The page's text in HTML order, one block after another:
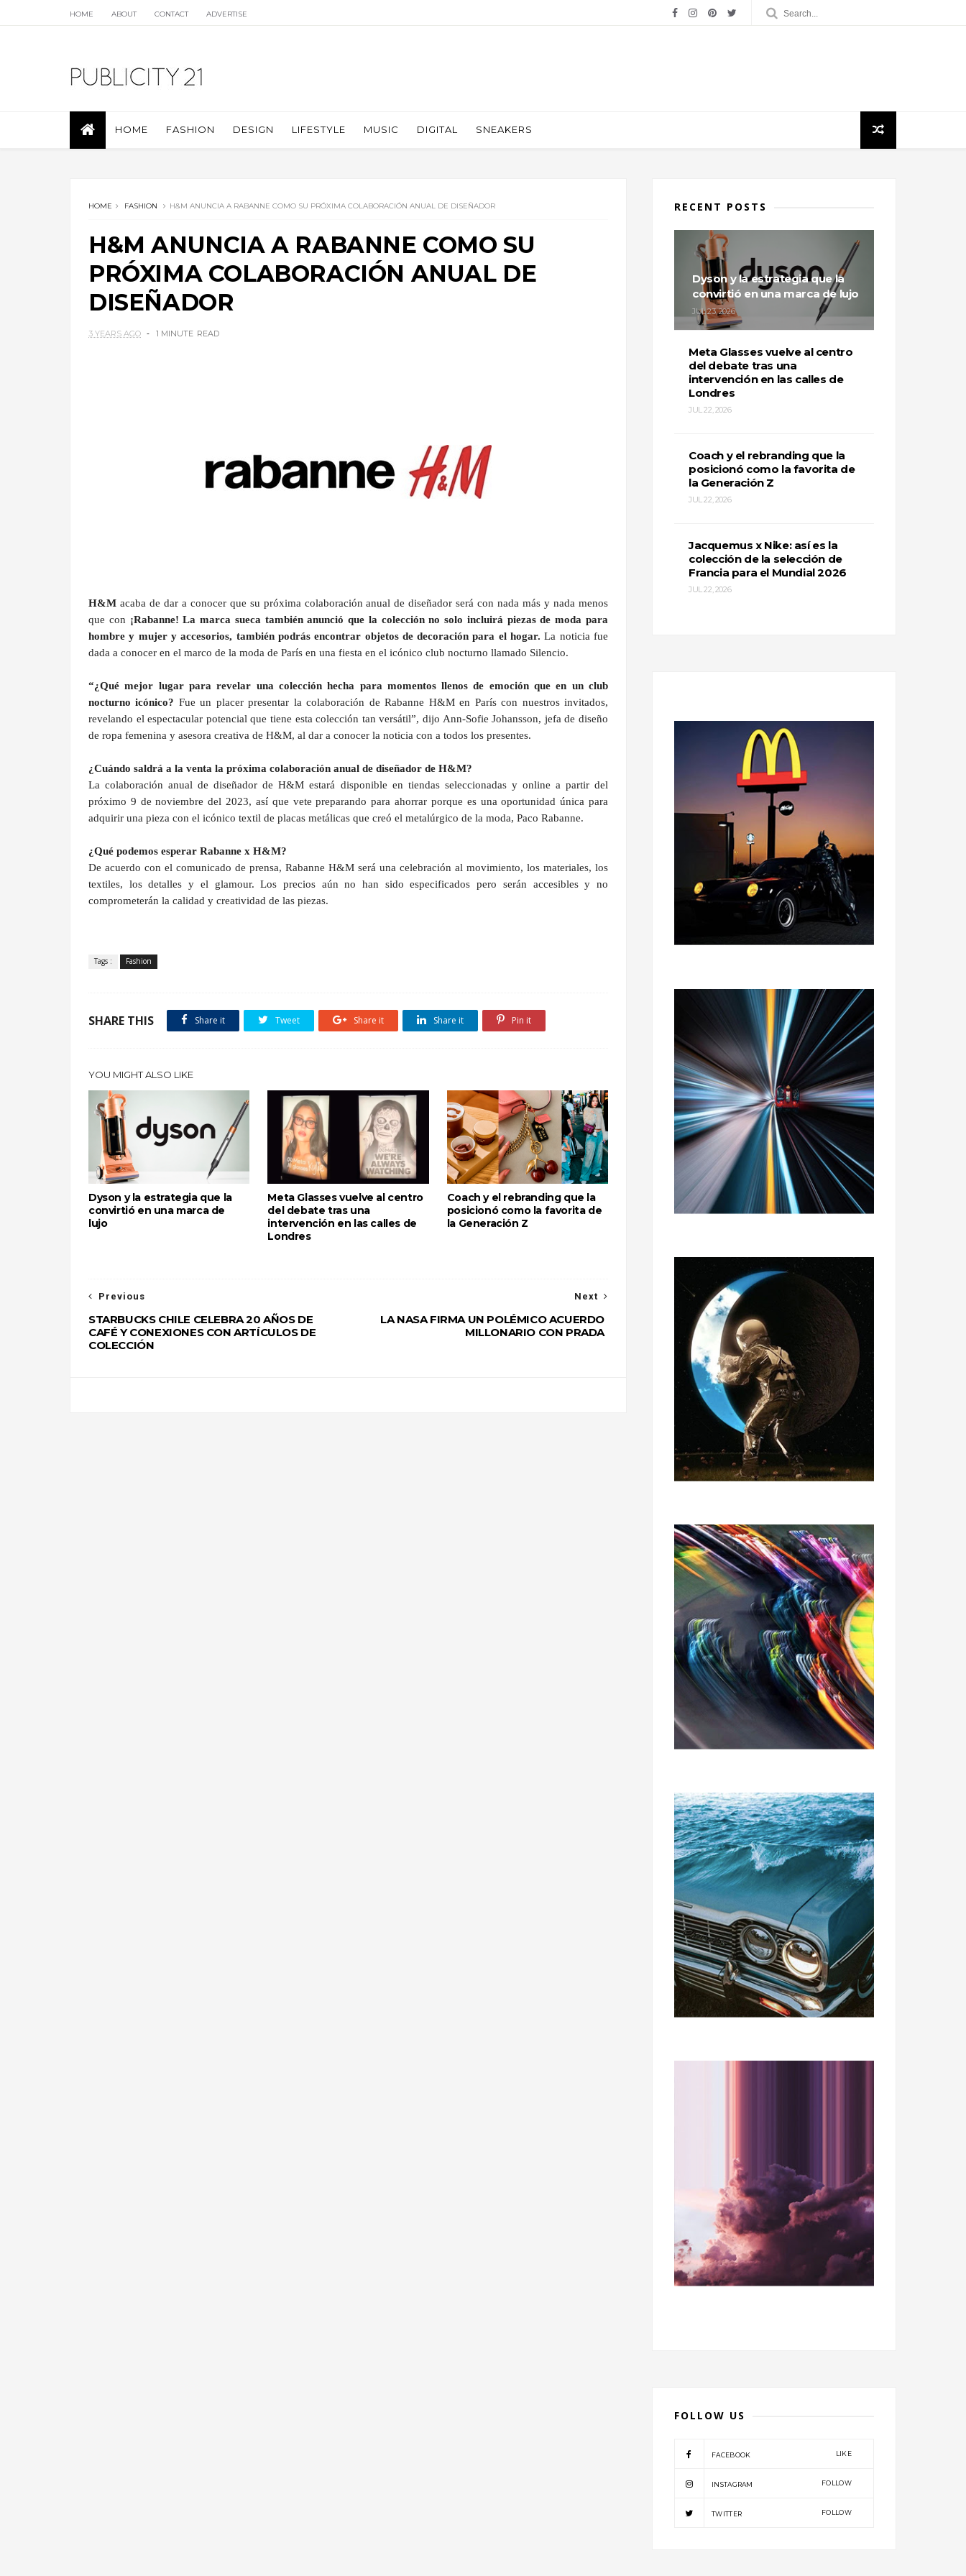
HOME ABOUT CONTACT ADVERTISE
HOME FASHION DESIGN LIFESTYLE MUSIC DIGITAL SNEAKERS
HOME FASHION H&M ANUNCIA A RABANNE COMO SU PRÓXIMA COLABORACIÓN ANUAL DE DISEÑADOR
H&M ANUNCIA A RABANNE COMO SU
PRÓXIMA COLABORACIÓN ANUAL DE
DISEÑADOR
3 YEARS AGO 1 MINUTE READ
H&M acaba de dar a conocer que su próxima colaboración anual de diseñador será con nada más y nada menos
que con ¡Rabanne! La marca sueca también anunció que la colección no solo incluirá piezas de moda para
hombre y mujer y accesorios, también podrás encontrar objetos de decoración para el hogar.La noticia fue
dada a conocer en el marco de la moda de París en una fiesta en el icónico club nocturno llamado Silencio.
“¿Qué mejor lugar para revelar una colección hecha para momentos llenos de emoción que en un club
nocturno icónico? Fue un placer presentar la colaboración de Rabanne H&M en París con nuestros invitados,
revelando el espectacular potencial que tiene esta colección tan versátil”, dijo Ann-Sofie Johansson, jefa de diseño
de ropa femenina y asesora creativa de H&M, al dar a conocer la noticia con a todos los presentes.
¿Cuándo saldrá a la venta la próxima colaboración anual de diseñador de H&M?
La colaboración anual de diseñador de H&M estará disponible en tiendas seleccionadas y online a partir del
próximo 9 de noviembre del 2023, así que vete preparando para ahorrar porque es una oportunidad única para
adquirir una pieza con el icónico textil de placas metálicas que creó el metalúrgico de la moda, Paco Rabanne.
¿Qué podemos esperar Rabanne x H&M?
De acuerdo con el comunicado de prensa, Rabanne H&M será una celebración al movimiento, los materiales, los
textiles, los detalles y el glamour. Los precios aún no han sido especificados pero serán accesibles y no
comprometerán la calidad y creatividad de las piezas.
Tags : Fashion
SHARE THIS Share it Tweet Share it Share it Pin it
YOU MIGHT ALSO LIKE
Dyson y la estrategia que la
convirtió en una marca de
lujo
Meta Glasses vuelve al centro
del debate tras una
intervención en las calles de
Londres
Coach y el rebranding que la
posicionó como la favorita de
la Generación Z
Next
LA NASA FIRMA UN POLÉMICO ACUERDO
MILLONARIO CON PRADA
Previous
STARBUCKS CHILE CELEBRA 20 AÑOS DE
CAFÉ Y CONEXIONES CON ARTÍCULOS DE
COLECCIÓN
RECENT POSTS
Dyson y la estrategia que la
convirtió en una marca de lujo
JUL 23, 2026
Meta Glasses vuelve al centro
del debate tras una
intervención en las calles de
Londres
JUL 22, 2026
Coach y el rebranding que la
posicionó como la favorita de
la Generación Z
JUL 22, 2026
Jacquemus x Nike: así es la
colección de la selección de
Francia para el Mundial 2026
JUL 22, 2026
FOLLOW US
FACEBOOK LIKE
INSTAGRAM FOLLOW
TWITTER FOLLOW